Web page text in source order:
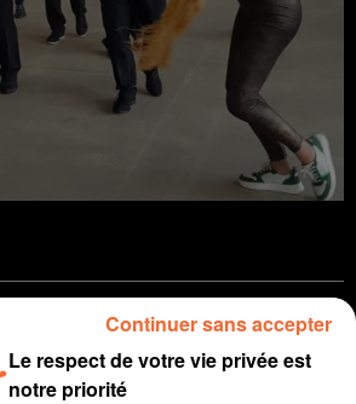
de chez vous
min 37 sec
Le respect de votre vie privée est
notre priorité
Continuer sans accepter